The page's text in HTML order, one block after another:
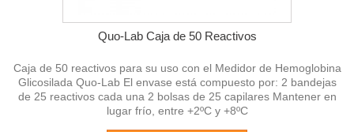
Quo-Lab Caja de 50 Reactivos
Caja de 50 reactivos para su uso con el Medidor de Hemoglobina
Glicosilada Quo-Lab El envase está compuesto por: 2 bandejas
de 25 reactivos cada una 2 bolsas de 25 capilares Mantener en
lugar frío, entre +2ºC y +8ºC